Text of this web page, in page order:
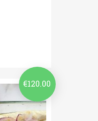
€120.00